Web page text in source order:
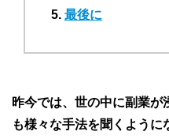
最後に
昨今では、世の中に副業
も様々な手法を聞くように